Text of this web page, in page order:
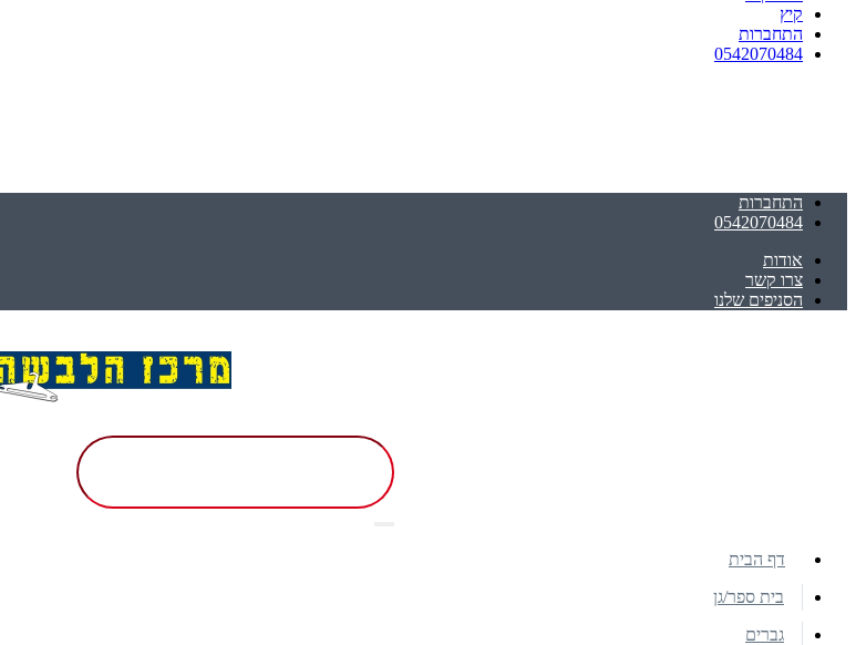
קיץ
התחברות
0542070484
התחברות
0542070484
אודות
צרו קשר
הסניפים שלנו
דף הבית
בית ספר/גן
גברים